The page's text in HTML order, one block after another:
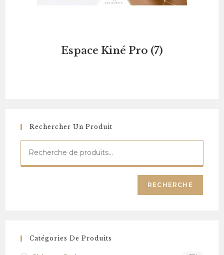
Espace Kiné Pro (7)
Rechercher Un Produit
RECHERCHE
Catégories De Produits